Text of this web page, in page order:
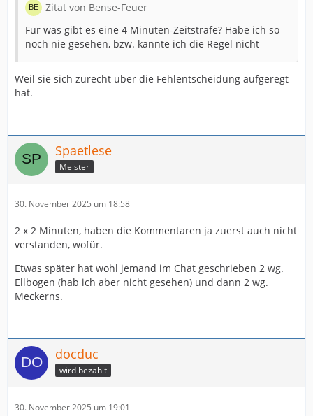
Zitat von Bense-Feuer
Für was gibt es eine 4 Minuten-Zeitstrafe? Habe ich so
noch nie gesehen, bzw. kannte ich die Regel nicht
Weil sie sich zurecht über die Fehlentscheidung aufgeregt
hat.
Spaetlese
Meister
30. November 2025 um 18:58
2 x 2 Minuten, haben die Kommentaren ja zuerst auch nicht
verstanden, wofür.
Etwas später hat wohl jemand im Chat geschrieben 2 wg.
Ellbogen (hab ich aber nicht gesehen) und dann 2 wg.
Meckerns.
docduc
wird bezahlt
30. November 2025 um 19:01